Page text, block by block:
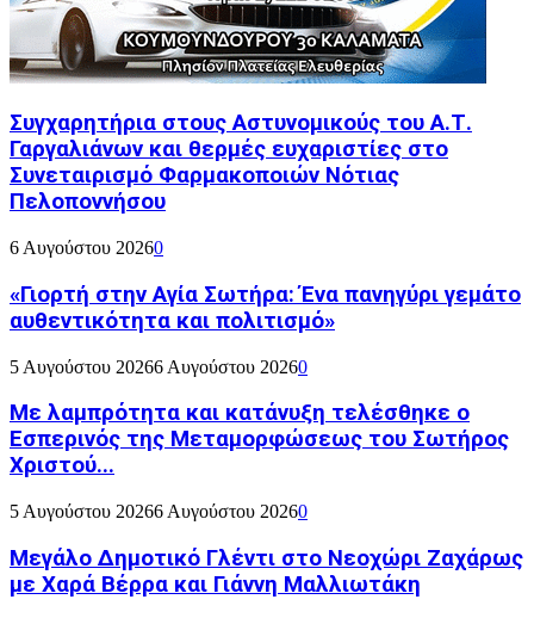
Συγχαρητήρια στους Αστυνομικούς του Α.Τ.
Γαργαλιάνων και θερμές ευχαριστίες στο
Συνεταιρισμό Φαρμακοποιών Νότιας
Πελοποννήσου
6 Αυγούστου 20260
«Γιορτή στην Αγία Σωτήρα: Ένα πανηγύρι γεμάτο
αυθεντικότητα και πολιτισμό»
5 Αυγούστου 20266 Αυγούστου 20260
Με λαμπρότητα και κατάνυξη τελέσθηκε ο
Εσπερινός της Μεταμορφώσεως του Σωτήρος
Χριστού...
5 Αυγούστου 20266 Αυγούστου 20260
Μεγάλο Δημοτικό Γλέντι στο Νεοχώρι Ζαχάρως
με Χαρά Βέρρα και Γιάννη Μαλλιωτάκη